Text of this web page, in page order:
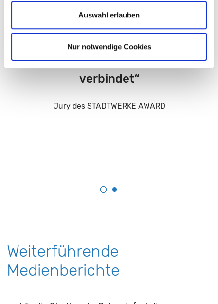
Auswahl erlauben
Nur notwendige Cookies
vorgelegt, das die Themen
Sektorenkopplung,
Digitalisierung und
Wasserversorgung ideal
verbindet“
Jury des STADTWERKE AWARD
Weiterführende
Medienberichte